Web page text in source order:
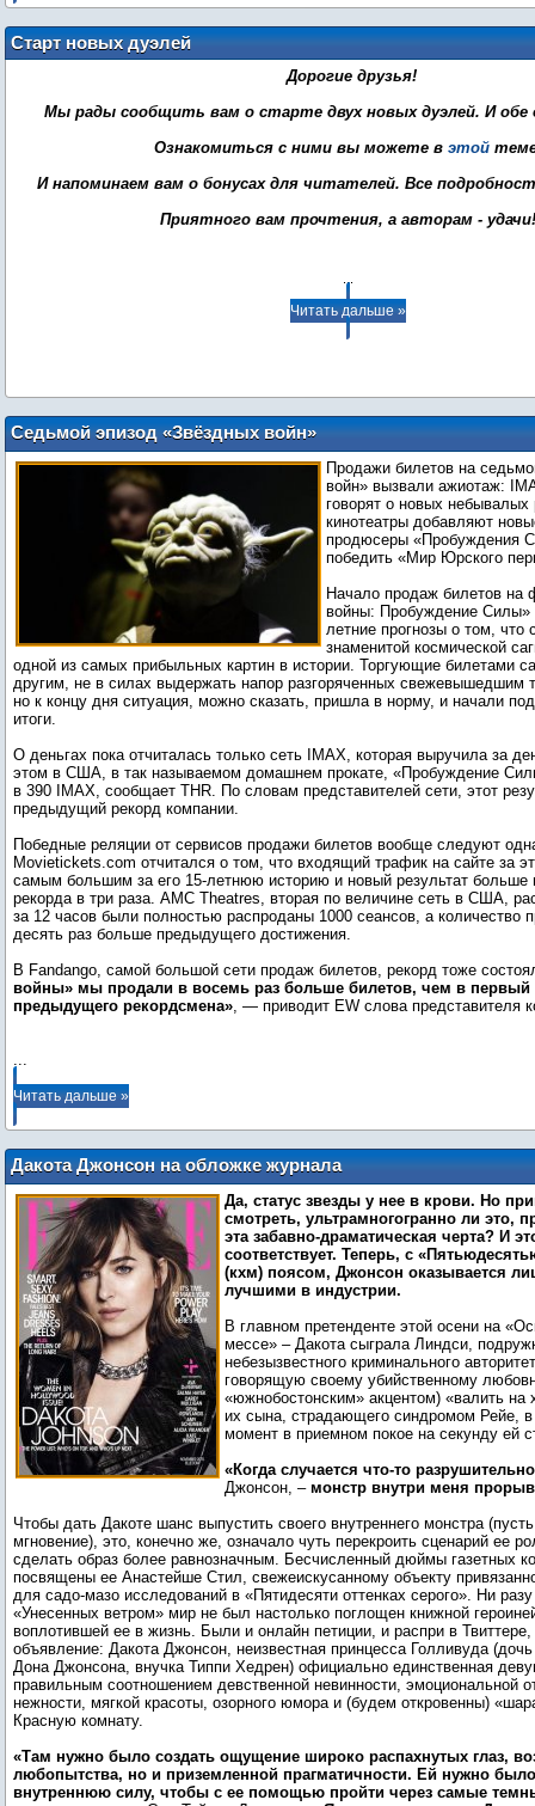
Старт новых дуэлей
Дорогие друзья!
Мы рады сообщить вам о старте двух новых дуэлей. И обе
Ознакомиться с ними вы можете в этой
И напоминаем вам о бонусах для читателей. Все
Приятного вам прочтения, а авторам - удачи!
Читать дальше »
Седьмой эпизод «Звёздных войн»
установил рекорд по предпродаже
Продажи билетов на
войн» вызвали ажиотаж:
говорят о новых небывалых
кинотеатры добавляют
продюсеры «Пробуждения
победить «Мир Юрского
Начало продаж билетов на
войны: Пробуждение Силы»
летние прогнозы о том, что
знаменитой космической
одной из самых прибыльных картин в истории. Торгующие билетами
другим, не в силах выдержать напор разгоряченных свежевышедшим
но к концу дня ситуация, можно сказать, пришла в норму, и начали
итоги.
О деньгах пока отчиталась только сеть IMAX, которая выручила за
этом в США, в так называемом домашнем прокате, «Пробуждение
в 390 IMAX, сообщает THR. По словам представителей сети, этот
предыдущий рекорд компании.
Победные реляции от сервисов продажи билетов вообще следуют
Movietickets.com отчитался о том, что входящий трафик на сайте за
самым большим за его 15-летнюю историю и новый результат больше
рекорда в три раза. AMC Theatres, вторая по величине сеть в США,
за 12 часов были полностью распроданы 1000 сеансов, а количество
десять раз больше предыдущего достижения.
В Fandango, самой большой сети продаж билетов, рекорд тоже
войны» мы продали в восемь раз больше билетов, чем в первый
предыдущего рекордсмена», — приводит EW слова представителя
...
Читать дальше »
Дакота Джонсон на обложке журнала
«ELLE» (Ноябрь 2015)
Да, статус звезды у нее в крови. Но
смотреть, ультрамногогранно ли это,
эта забавно-драматическая черта? И
соответствует. Теперь, с
(кхм) поясом, Джонсон оказывается
лучшими в индустрии.
В главном претенденте этой осени на
мессе» – Дакота сыграла Линдси,
небезызвестного криминального
говорящую своему убийственному
«южнобостонским» акцентом) «валить на
их сына, страдающего синдромом Рейе, в
момент в приемном покое на секунду ей
«Когда случается что-то
Джонсон, – монстр внутри меня
Чтобы дать Дакоте шанс выпустить своего внутреннего монстра
мгновение), это, конечно же, означало чуть перекроить сценарий ее
сделать образ более равнозначным. Бесчисленный дюймы газетных
посвящены ее Анастейше Стил, свежеискусанному объекту
для садо-мазо исследований в «Пятидесяти оттенках серого». Ни
«Унесенных ветром» мир не был настолько поглощен книжной
воплотившей ее в жизнь. Были и онлайн петиции, и распри в
объявление: Дакота Джонсон, неизвестная принцесса Голливуда
Дона Джонсона, внучка Типпи Хедрен) официально единственная
правильным соотношением девственной невинности, эмоциональной
нежности, мягкой красоты, озорного юмора и (будем откровенны)
Красную комнату.
«Там нужно было создать ощущение широко распахнутых глаз,
любопытства, но и приземленной прагматичности. Ей нужно
внутреннюю силу, чтобы с ее помощью пройти через самые